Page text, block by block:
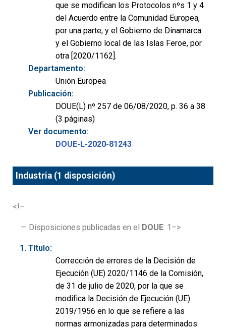
que se modifican los Protocolos nºs 1 y 4
del Acuerdo entre la Comunidad Europea,
por una parte, y el Gobierno de Dinamarca
y el Gobierno local de las Islas Feroe, por
otra [2020/1162].
Departamento:
Unión Europea
Publicación:
DOUE(L) nº 257 de 06/08/2020, p. 36 a 38
(3 páginas)
Ver documento:
DOUE-L-2020-81243
Industria (1 disposición)
<!–
— Disposiciones publicadas en el DOUE: 1–>
Título:
Corrección de errores de la Decisión de
Ejecución (UE) 2020/1146 de la Comisión,
de 31 de julio de 2020, por la que se
modifica la Decisión de Ejecución (UE)
2019/1956 en lo que se refiere a las
normas armonizadas para determinados